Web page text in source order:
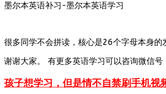
墨尔本英语补习-墨尔本英语学习
很多同学不会拼读，核心是26个字母本身的
谢谢大家。 有更多英语学习可以咨询微信
孩子想学习，但是情不自禁刷手机视